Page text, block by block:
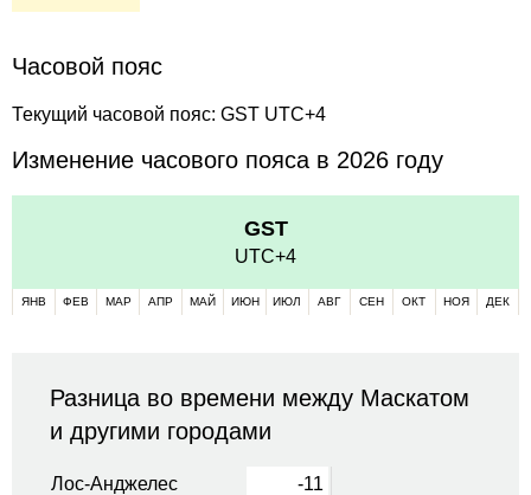
Часовой пояс
Текущий часовой пояс: GST UTC+4
Изменение часового пояса в 2026 году
GST
UTC+4
ЯНВ ФЕВ МАР АПР МАЙ ИЮН ИЮЛ АВГ СЕН ОКТ НОЯ ДЕК
Разница во времени между Маскатом
и другими городами
Лос-Анджелес
-11